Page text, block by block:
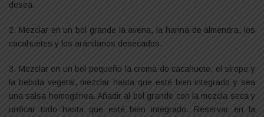
desea.
2. Mezclar en un bol grande la avena, la harina de almendra, los
cacahuetes y los arándanos desecados.
3. Mezclar en un bol pequeño la crema de cacahuete, el sirope y
la bebida vegetal, mezclar hasta que esté bien integrado y sea
una salsa homogénea. Añadir al bol grande con la mezcla seca y
unificar todo hasta que esté bien integrado. Reservar en la